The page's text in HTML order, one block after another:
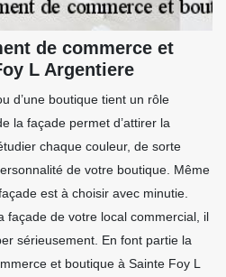
de commerce et
L Argentiere
d’une boutique tient un rôle
la façade permet d’attirer la
chaque couleur, de sorte
de votre boutique. Même
est à choisir avec minutie.
façade de votre local commercial, il
sérieusement. En font partie la
et boutique à Sainte Foy L